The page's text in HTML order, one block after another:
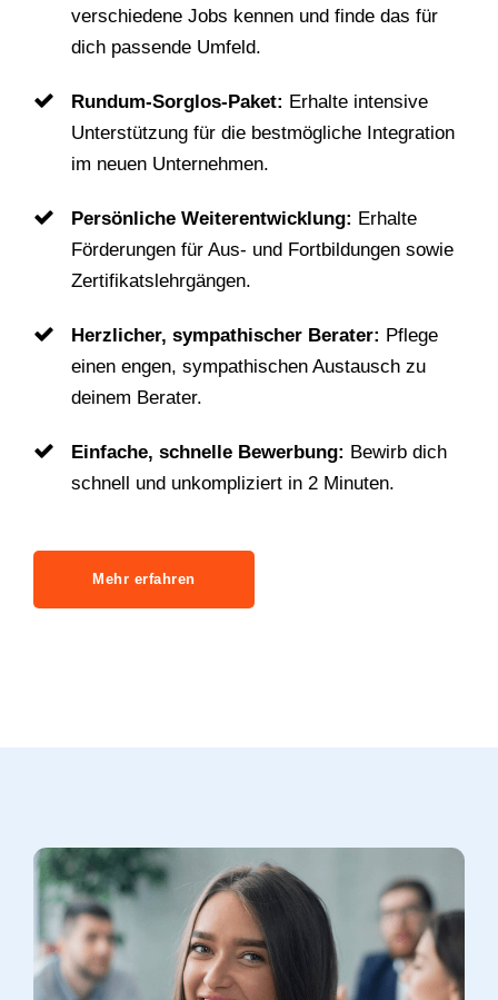
verschiedene Jobs kennen und finde das für
dich passende Umfeld.
Rundum-Sorglos-Paket: Erhalte intensive
Unterstützung für die bestmögliche Integration
im neuen Unternehmen.
Persönliche Weiterentwicklung: Erhalte
Förderungen für Aus- und Fortbildungen sowie
Zertifikatslehrgängen.
Herzlicher, sympathischer Berater: Pflege
einen engen, sympathischen Austausch zu
deinem Berater.
Einfache, schnelle Bewerbung: Bewirb dich
schnell und unkompliziert in 2 Minuten.
Mehr erfahren